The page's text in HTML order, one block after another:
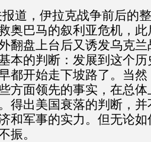
道，伊拉克战争前后的
奥巴马的叙利亚危机，
翻盘上台后又诱发乌克
本的判断：发展到这个
都开始走下坡路了。 当
方面领先的事实，在总
得出美国衰落的判断，
和军事的实力。但无论
振。